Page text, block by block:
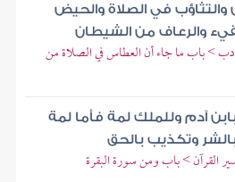
في الصلاة والحيض
والرعاف من الشيطان
> باب ما جاء أن العطاس في الصلاة من
آدم وللملك لمة فأما لمة
وتكذيب بالحق
القرآن > باب ومن سورة البقرة